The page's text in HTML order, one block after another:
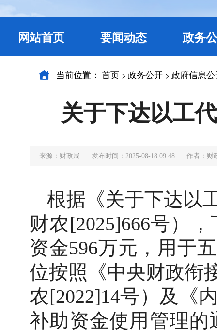
网站首页 要闻动态 政务
当前位置： 首页 > 政务公开 > 政府信息
关于下达以工
来源：财政局 发布时间：2025-08-18 09:48 作者：财
根据《关于下达以
财农[2025]666号）
资金596万元，用于
位按照《中央财政衔
农[2022]14号）及《
补助资金使用管理的